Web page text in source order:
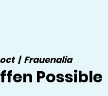
  |
Frauenalia
Possible